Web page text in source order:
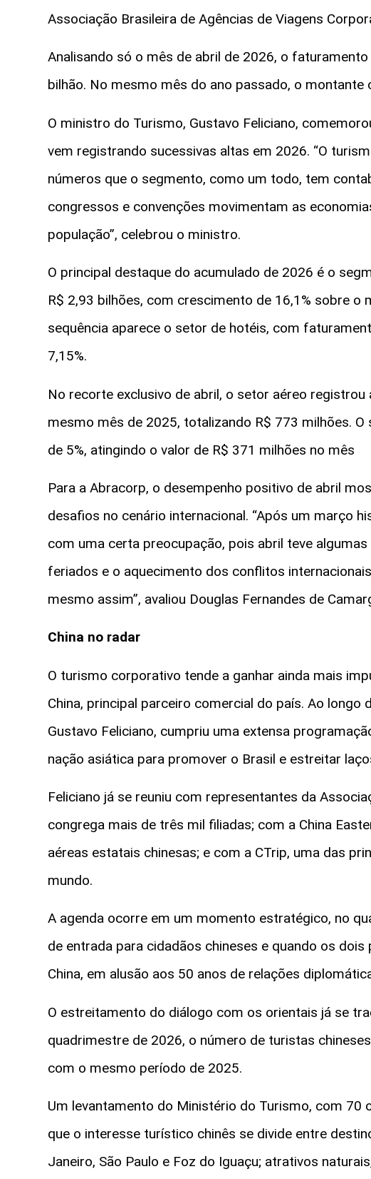
Associação Brasileira de Agências de Viagens
Analisando só o mês de abril de 2026, o
bilhão. No mesmo mês do ano passado, o montante
O ministro do Turismo, Gustavo Feliciano,
vem registrando sucessivas altas em 2026. “O
números que o segmento, como um todo, tem
congressos e convenções movimentam as
população”, celebrou o ministro.
O principal destaque do acumulado de 2026 é o
R$ 2,93 bilhões, com crescimento de 16,1% sobre o
sequência aparece o setor de hotéis, com
7,15%.
No recorte exclusivo de abril, o setor aéreo
mesmo mês de 2025, totalizando R$ 773 milhões.
de 5%, atingindo o valor de R$ 371 milhões no mês
Para a Abracorp, o desempenho positivo de abril
desafios no cenário internacional. “Após um março
com uma certa preocupação, pois abril teve
feriados e o aquecimento dos conflitos
mesmo assim”, avaliou Douglas Fernandes de
China no radar
O turismo corporativo tende a ganhar ainda mais
China, principal parceiro comercial do país. Ao
Gustavo Feliciano, cumpriu uma extensa
nação asiática para promover o Brasil e estreitar
Feliciano já se reuniu com representantes da
congrega mais de três mil filiadas; com a China
aéreas estatais chinesas; e com a CTrip, uma das
mundo.
A agenda ocorre em um momento estratégico, no
de entrada para cidadãos chineses e quando os
China, em alusão aos 50 anos de relações
O estreitamento do diálogo com os orientais já se
quadrimestre de 2026, o número de turistas
com o mesmo período de 2025.
Um levantamento do Ministério do Turismo, com 70
que o interesse turístico chinês se divide entre
Janeiro, São Paulo e Foz do Iguaçu; atrativos